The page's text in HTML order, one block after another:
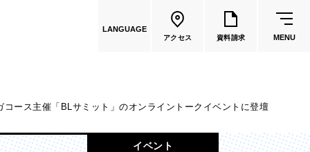
LANGUAGE
アクセス 資料請求 MENU
共通教育
ース主催「BLサミット」のオンライントークイベントに登壇
イベント